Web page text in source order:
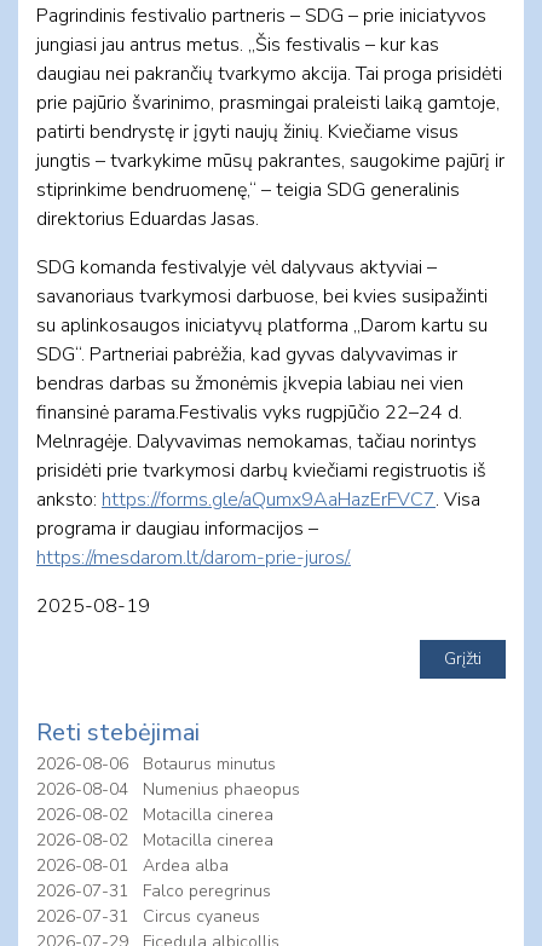
Pagrindinis festivalio partneris – SDG – prie iniciatyvos
jungiasi jau antrus metus. „Šis festivalis – kur kas
daugiau nei pakrančių tvarkymo akcija. Tai proga prisidėti
prie pajūrio švarinimo, prasmingai praleisti laiką gamtoje,
patirti bendrystę ir įgyti naujų žinių. Kviečiame visus
jungtis – tvarkykime mūsų pakrantes, saugokime pajūrį ir
stiprinkime bendruomenę,“ – teigia SDG generalinis
direktorius Eduardas Jasas.
SDG komanda festivalyje vėl dalyvaus aktyviai –
savanoriaus tvarkymosi darbuose, bei kvies susipažinti
su aplinkosaugos iniciatyvų platforma „Darom kartu su
SDG“. Partneriai pabrėžia, kad gyvas dalyvavimas ir
bendras darbas su žmonėmis įkvepia labiau nei vien
finansinė parama.Festivalis vyks rugpjūčio 22–24 d.
Melnragėje. Dalyvavimas nemokamas, tačiau norintys
prisidėti prie tvarkymosi darbų kviečiami registruotis iš
anksto: https://forms.gle/aQumx9AaHazErFVC7. Visa
programa ir daugiau informacijos –
https://mesdarom.lt/darom-prie-juros/.
2025-08-19
Reti stebėjimai
2026-08-06
Botaurus minutus
2026-08-04
Numenius phaeopus
2026-08-02
Motacilla cinerea
2026-08-02
Motacilla cinerea
2026-08-01
Ardea alba
2026-07-31
Falco peregrinus
2026-07-31
Circus cyaneus
2026-07-29
Ficedula albicollis